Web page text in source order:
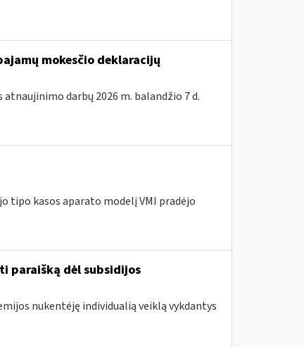
mokesčio deklaracijų
darbų 2026 m. balandžio 7 d.
tipo kasos aparato modelį VMI pradėjo
paraišką dėl subsidijos
nukentėję individualią veiklą vykdantys